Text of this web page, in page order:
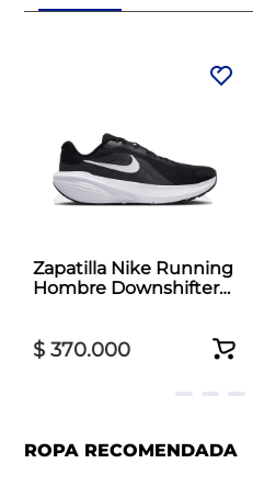
Zapatilla Nike Running
Hombre Downshifter
$ 370.000
ROPA RECOMENDADA